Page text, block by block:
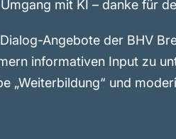
mit KI – danke für
Angebote der BHV
informativen Input zu
„Weiterbildung“ und